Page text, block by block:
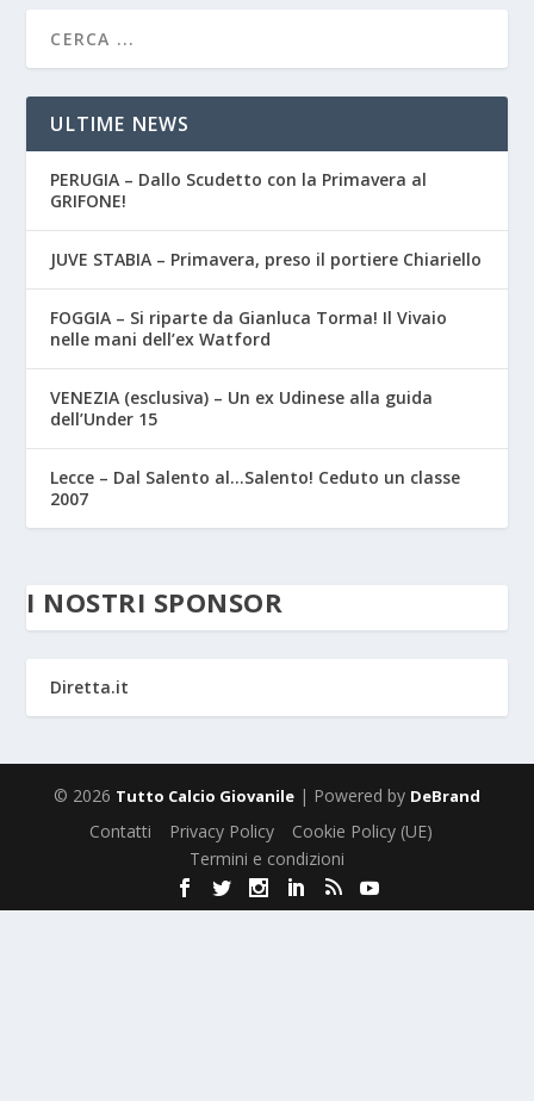
ULTIME NEWS
PERUGIA – Dallo Scudetto con la Primavera al
GRIFONE!
JUVE STABIA – Primavera, preso il portiere Chiariello
FOGGIA – Si riparte da Gianluca Torma! Il Vivaio
nelle mani dell’ex Watford
VENEZIA (esclusiva) – Un ex Udinese alla guida
dell’Under 15
Lecce – Dal Salento al…Salento! Ceduto un classe
2007
I NOSTRI SPONSOR
Diretta.it
© 2026 Tutto Calcio Giovanile | Powered by DeBrand
Contatti Privacy Policy
Cookie Policy (UE)
Termini e condizioni